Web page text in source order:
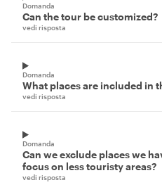
Domanda
Can the tour be customized?
vedi risposta
Domanda
What places are included in
vedi risposta
Domanda
Can we exclude places we
focus on less touristy areas?
vedi risposta